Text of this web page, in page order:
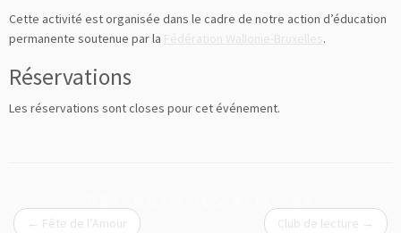
Cette activité est organisée dans le cadre de notre action d’éducation
permanente soutenue par la
.
Réservations
Les réservations sont closes pour cet événement.
← Fête de l’Amour Club de lecture →